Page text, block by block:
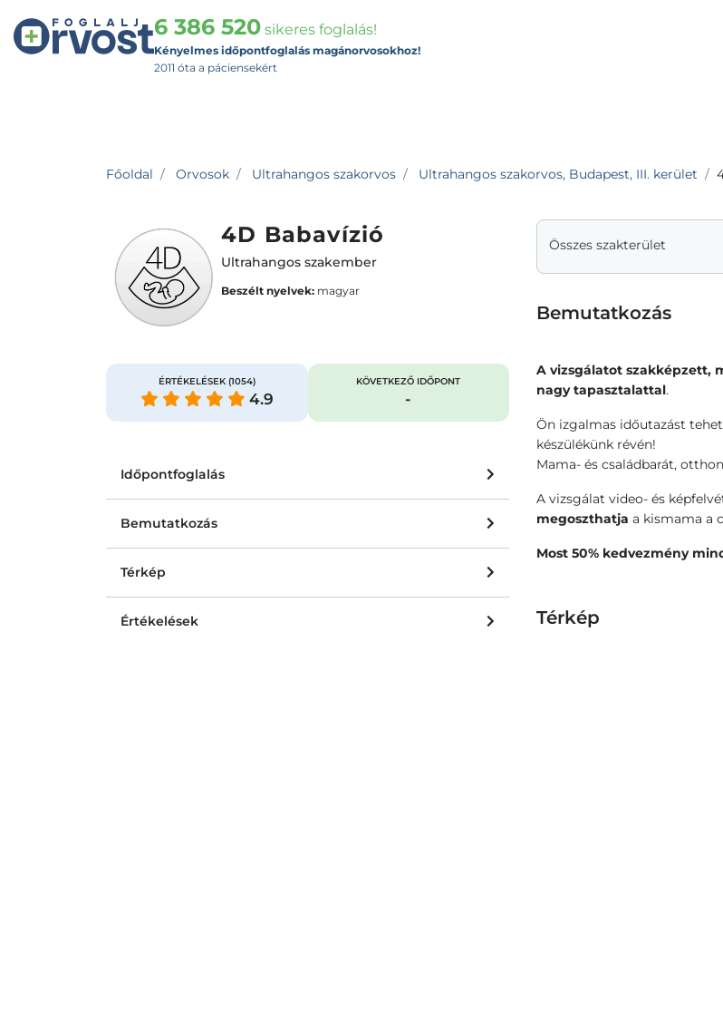
6 386 520 sikeres foglalás!
Kényelmes időpontfoglalás magánorvosokhoz!
2011 óta a páciensekért
Főoldal Orvosok Ultrahangos szakorvos Ultrahangos szakorvos, Budapest, III. kerület
4D Babavízió
Ultrahangos szakember
Beszélt nyelvek: magyar
ÉRTÉKELÉSEK (1054)
4.9
KÖVETKEZŐ IDŐPONT
-
Időpontfoglalás
Bemutatkozás
Térkép
Értékelések
Összes szakterület
Bemutatkozás
A vizsgálatot szakképzett,
nagy tapasztalattal.
Ön izgalmas időutazást
készülékünk révén!
Mama- és családbarát,
A vizsgálat video- és
megoszthatja a kismama a
Most 50% kedvezmény
Térkép